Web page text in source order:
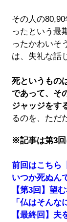
その人の
ったという最
ったかわいそ
は、失礼な話
死というもの
であって、そ
ジャッジをす
るのを、ただ
※記事は第3
前回はこちら
いつか死ぬん
【第3回】望
「仏はそんな
【最終回】